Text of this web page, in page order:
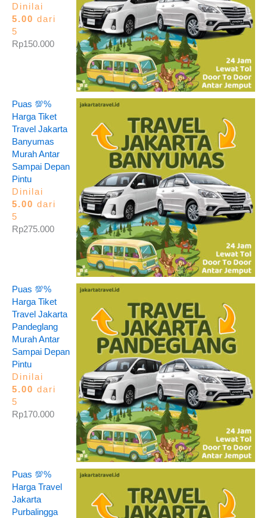
Dinilai
5.00 dari
5
Rp150.000
Puas 💯%
Harga Tiket
Travel Jakarta
Banyumas
Murah Antar
Sampai Depan
Pintu
Dinilai
5.00 dari
5
Rp275.000
Puas 💯%
Harga Tiket
Travel Jakarta
Pandeglang
Murah Antar
Sampai Depan
Pintu
Dinilai
5.00 dari
5
Rp170.000
Puas 💯%
Harga Travel
Jakarta
Purbalingga